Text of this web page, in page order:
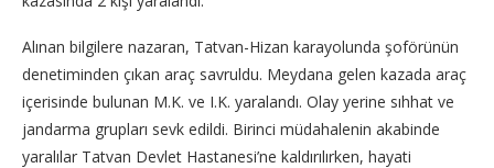
Alınan bilgilere nazaran, Tatvan-Hizan karayolunda şoförünün
denetiminden çıkan araç savruldu. Meydana gelen kazada araç
içerisinde bulunan M.K. ve I.K. yaralandı. Olay yerine sıhhat ve
jandarma grupları sevk edildi. Birinci müdahalenin akabinde
yaralılar Tatvan Devlet Hastanesi’ne kaldırılırken, hayati